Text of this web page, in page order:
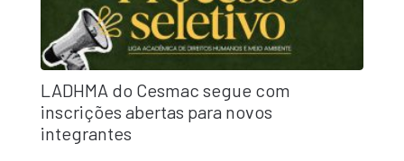
LADHMA do Cesmac segue com
inscrições abertas para novos
integrantes